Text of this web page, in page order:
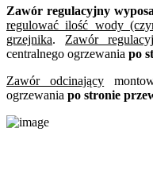
Zawór regulacyjny
regulować ilość wody
grzejnika. Zawór
centralnego ogrzewania po
Zawór odcinający
ogrzewania po stronie